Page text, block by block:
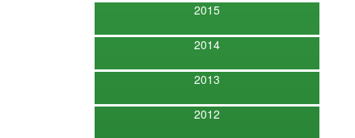
2015
2014
2013
2012